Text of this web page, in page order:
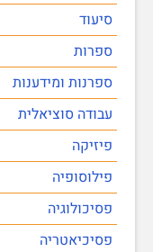
סיעוד
ספרות
ספרנות ומידענות
עבודה סוציאלית
פיזיקה
פילוסופיה
פסיכולוגיה
פסיכיאטריה